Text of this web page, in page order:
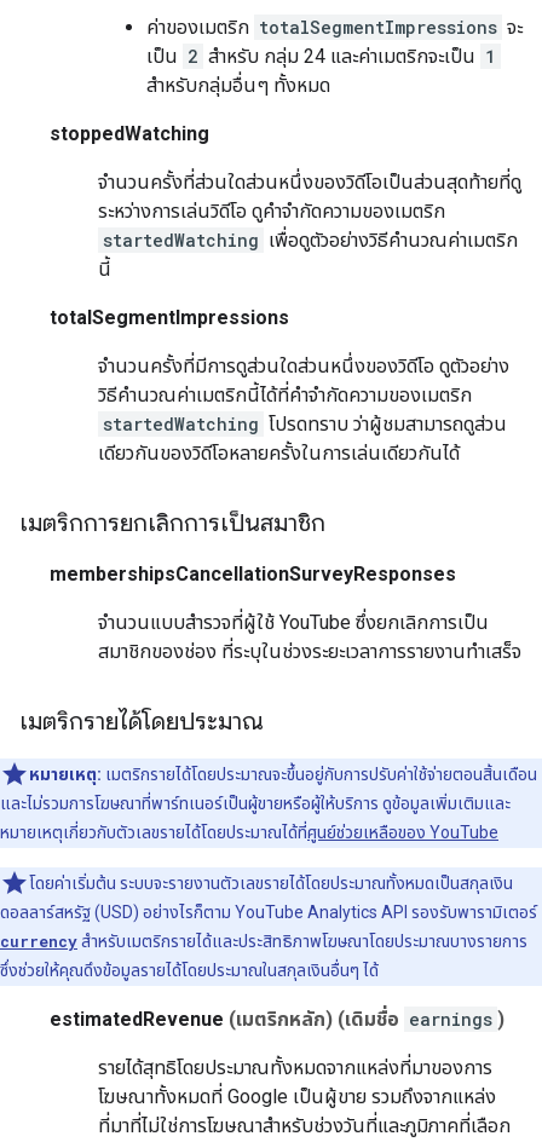
ค่าของเมตริก totalSegmentImpressions จะ
เป็น 2 สำหรับ กลุ่ม 24 และค่าเมตริกจะเป็น 1
สำหรับกลุ่มอื่นๆ ทั้งหมด
stoppedWatching
จำนวนครั้งที่ส่วนใดส่วนหนึ่งของวิดีโอเป็นส่วนสุดท้ายที่ดู
ระหว่างการเล่นวิดีโอ ดูคำจำกัดความของเมตริก
startedWatching เพื่อดูตัวอย่างวิธีคำนวณค่าเมตริก
นี้
totalSegmentImpressions
จำนวนครั้งที่มีการดูส่วนใดส่วนหนึ่งของวิดีโอ ดูตัวอย่าง
วิธีคำนวณค่าเมตริกนี้ได้ที่คำจำกัดความของเมตริก
startedWatching โปรดทราบ ว่าผู้ชมสามารถดูส่วน
เดียวกันของวิดีโอหลายครั้งในการเล่นเดียวกันได้
เมตริกการยกเลิกการเป็นสมาชิก
membershipsCancellationSurveyResponses
จำนวนแบบสำรวจที่ผู้ใช้ YouTube ซึ่งยกเลิกการเป็น
สมาชิกของช่อง ที่ระบุในช่วงระยะเวลาการรายงานทำเสร็จ
เมตริกรายได้โดยประมาณ
หมายเหตุ: เมตริกรายได้โดยประมาณจะขึ้นอยู่กับการปรับค่าใช้จ่ายตอนสิ้นเดือน
และไม่รวมการโฆษณาที่พาร์ทเนอร์เป็นผู้ขายหรือผู้ให้บริการ ดูข้อมูลเพิ่มเติมและ
หมายเหตุเกี่ยวกับตัวเลขรายได้โดยประมาณได้ที่ศูนย์ช่วยเหลือของ YouTube
โดยค่าเริ่มต้น ระบบจะรายงานตัวเลขรายได้โดยประมาณทั้งหมดเป็นสกุลเงิน
ดอลลาร์สหรัฐ (USD) อย่างไรก็ตาม YouTube Analytics API รองรับพารามิเตอร์
currencyสำหรับเมตริกรายได้และประสิทธิภาพโฆษณาโดยประมาณบางรายการ
ซึ่งช่วยให้คุณดึงข้อมูลรายได้โดยประมาณในสกุลเงินอื่นๆ ได้
estimatedRevenue (เมตริกหลัก) (เดิมชื่อ earnings )
รายได้สุทธิโดยประมาณทั้งหมดจากแหล่งที่มาของการ
โฆษณาทั้งหมดที่ Google เป็นผู้ขาย รวมถึงจากแหล่ง
ที่มาที่ไม่ใช่การโฆษณาสำหรับช่วงวันที่และภูมิภาคที่เลือก